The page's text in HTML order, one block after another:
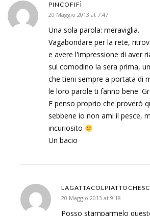
PINCOFIFÌ
20 Maggio 2013 at 7:47
Una sola parola: meraviglia.
Vagabondare per la rete,
e avere l'impressione di aver
sul comodino la sera prima,
che tieni sempre a portata di
le loro parole ti fanno bene.
E penso proprio che proverò
sebbene io non ami il pesce,
incuriosito
Un bacio
20 Maggio 2013 at 9:18
Posso stamparmelo